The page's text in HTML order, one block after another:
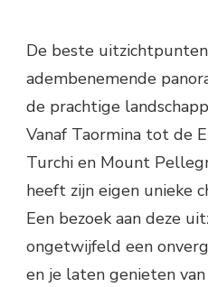
De beste
adembenemende
de prachtige
Vanaf Taormina tot de
Turchi en Mount
heeft zijn eigen unieke
Een bezoek aan deze
ongetwijfeld een
en je laten genieten